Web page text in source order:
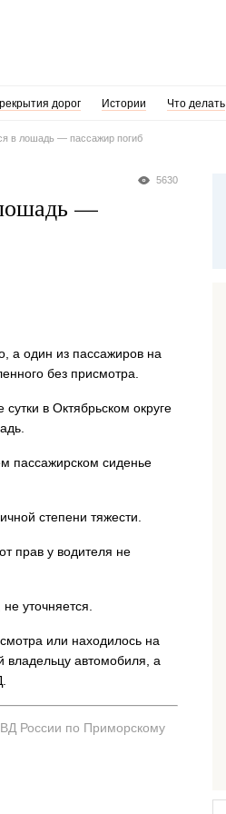
дорог Истории Что делать
в лошадь — пассажир погиб
5630
лошадь —
а один из пассажиров на
без присмотра.
в Октябрьском округе
пассажирском сиденье
степени тяжести.
прав у водителя не
уточняется.
или находилось на
владельцу автомобиля, а
России по Приморскому